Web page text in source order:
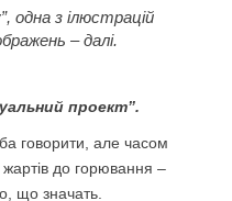
одна з ілюстрацій
– далі.
проект”.
говорити, але часом
жартів до горювання –
що значать.